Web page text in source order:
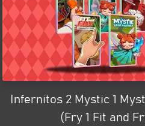
Infernitos 2 Mystic 1
Fry 1 Fit and